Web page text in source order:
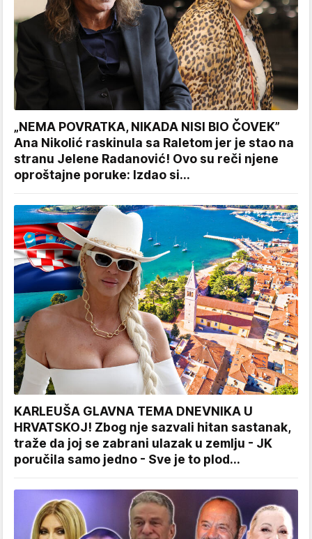
„NEMA POVRATKA, NIKADA NISI BIO ČOVEK”
Ana Nikolić raskinula sa Raletom jer je stao na
stranu Jelene Radanović! Ovo su reči njene
oproštajne poruke: Izdao si...
KARLEUŠA GLAVNA TEMA DNEVNIKA U
HRVATSKOJ! Zbog nje sazvali hitan sastanak,
traže da joj se zabrani ulazak u zemlju - JK
poručila samo jedno - Sve je to plod...